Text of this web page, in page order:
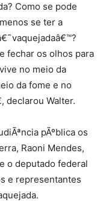
Como se pode
se ter a
fechar os olhos para
no meio da
da fome e no
declarou Walter.
pÃºblica os
Raoni Mendes,
o deputado federal
e representantes